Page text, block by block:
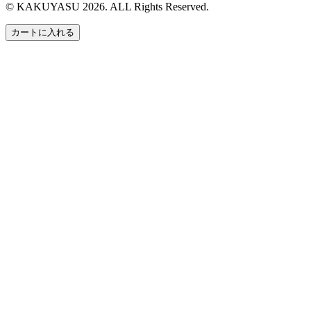
© KAKUYASU 2026. ALL Rights Reserved.
カートに入れる